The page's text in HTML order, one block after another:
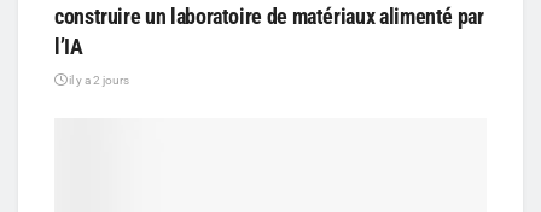
construire un laboratoire de matériaux alimenté par
l’IA
il y a 2 jours